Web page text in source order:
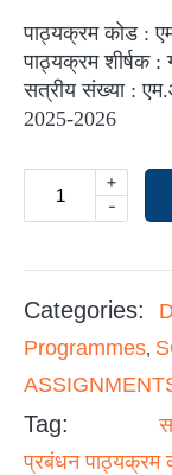
पाठ्यक्रम कोड :
पाठ्यक्रम शीर्षक :
सत्रीय संख्या :
2025-2026
-
+
Categories:
Programmes,
Tag:
प्रबंधन पाठ्यक्रम